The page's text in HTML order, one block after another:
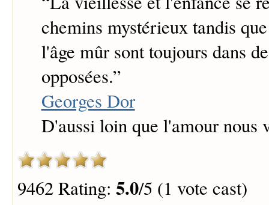
chemins mystérieux tandis
l'âge mûr sont toujours dans
opposées.”
Georges Dor
D'aussi loin que l'amour nous
9462 Rating: 5.0/5 (1 vote cast)